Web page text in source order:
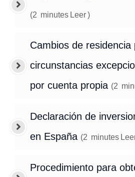
(2 minutes Leer)
Cambios de residencia
circunstancias
por cuenta propia (2
Declaración de
en España (2 minutes
Procedimiento para